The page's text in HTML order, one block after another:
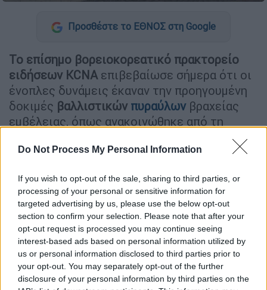
Do Not Process My Personal Information
If you wish to opt-out of the sale, sharing to third parties, or
processing of your personal or sensitive information for
targeted advertising by us, please use the below opt-out
section to confirm your selection. Please note that after your
opt-out request is processed you may continue seeing
interest-based ads based on personal information utilized by
us or personal information disclosed to third parties prior to
your opt-out. You may separately opt-out of the further
disclosure of your personal information by third parties on the
Προσθέστε το ΕΘΝΟΣ στη Google
Το επίσημο βορειοκορεατικό πρακτορείο
ειδήσεων KCNA επιβεβαίωσε σήμερα ότι οι
ένοπλες δυνάμεις έκαναν την προηγουμένη
δοκιμές βαλλιστικών πυραύλων βραχείας
εμβέλειας, όπως ανακοινώθηκε από τη
εκτοξεύτηκαν προς την περιοχή-στόχο γύρω
από νησί σε απόσταση περίπου 130
χιλιομέτρων, έπληξαν ζώνη 12,5 ως 13
εκταρίων με πολύ υψηλή πυκνότητα,
επιδεικνύοντας πλήρως την ισχύ (τους σε
περίπτωση) μάχης», ανέφερε το κρατικό
μέσο ενημέρωσης.